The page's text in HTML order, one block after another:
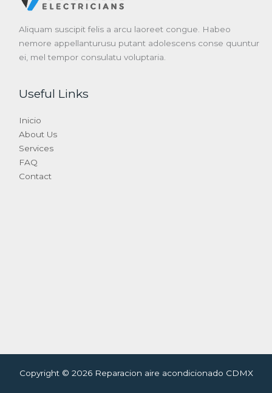
Aliquam suscipit felis a arcu laoreet congue. Habeo
nemore appellanturusu putant adolescens conse quuntur
ei, mel tempor consulatu voluptaria.
Useful Links
Inicio
About Us
Services
FAQ
Contact
Copyright © 2026 Reparacion aire acondicionado CDMX